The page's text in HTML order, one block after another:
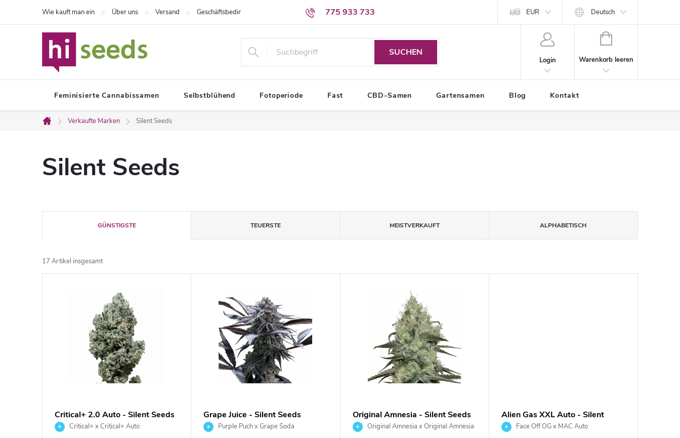
775 933 733
Wie kauft man ein Über uns Versand Geschäftsbedingungen Bedingungen zum Schutz personenbezogener Daten EUR Deutsch
SUCHEN
Login
WARENKORB
Warenkorb leeren
Feminisierte Cannabissamen Selbstblühend Fotoperiode Fast CBD-Samen Gartensamen Blog Kontakt
Startseite
Verkaufte Marken Silent Seeds
Silent Seeds
r
o
GÜNSTIGSTE TEUERSTE MEISTVERKAUFT ALPHABETISCH
17 Artikel insgesamt
Critical+ 2.0 Auto - Silent Seeds
Critical+ x Critical+ Auto
Grape Juice - Silent Seeds
Purple Puch x Grape Soda
Original Amnesia - Silent Seeds
Original Amnesia x Original Amnesia
Alien Gas XXL Auto - Silent
SeedsFace Off OG x MAC Auto